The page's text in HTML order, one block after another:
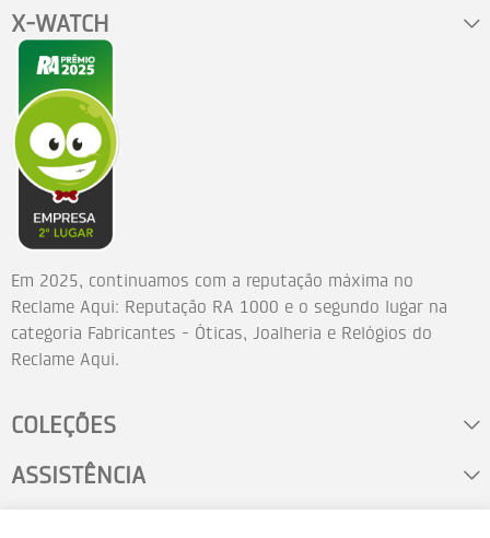
X-WATCH
Em 2025, continuamos com a reputação máxima no
Reclame Aqui: Reputação RA 1000 e o segundo lugar na
categoria Fabricantes - Óticas, Joalheria e Relógios do
Reclame Aqui.
COLEÇÕES
ASSISTÊNCIA